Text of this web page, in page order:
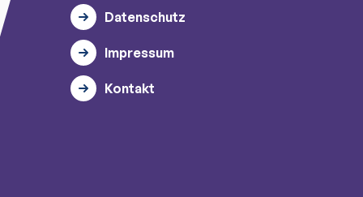
Datenschutz
Impressum
Kontakt